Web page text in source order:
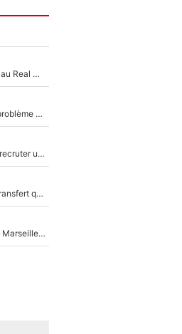
«C'est une fierté» : La signature de Kylian Mbappé au Real Madrid continue de régaler l'Espagne
Michael Olise : Pierre Ménès annonce un premier problème pour Zinedine Zidane en équipe de France
«C’est un très bon choix» : L'OM fait une offre pour recruter un ancien joueur du PSG... et c'est validé dans l'After Foot !
140M€ pour Yan Diomandé : Le PSG a dit non au transfert qui bat tous les records sur le mercato
La crise financière continue de faire des ravages à Marseille : L’OM a placé 12 joueurs sur le marché des transferts… et ça pourrait lui rapporter près de 100M€ !